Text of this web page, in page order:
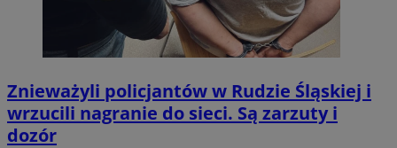
Znieważyli policjantów w Rudzie Śląskiej i
wrzucili nagranie do sieci. Są zarzuty i
dozór